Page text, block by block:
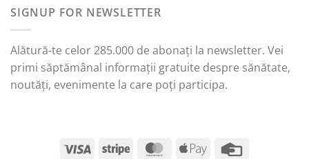
SIGNUP FOR NEWSLETTER
Alătură-te celor 285.000 de abonați la newsletter. Vei
primi săptămânal informații gratuite despre sănătate,
noutăți, evenimente la care poți participa.